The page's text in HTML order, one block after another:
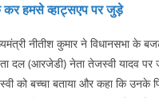
कर हमसे व्हाट्सएप पर जुड़े
नीतीश कुमार ने विधानसभा के
दल (आरजेडी) नेता तेजस्वी यादव पर
को बच्चा बताया और कहा कि उनके